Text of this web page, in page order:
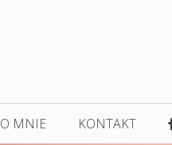
O MNIE KONTAKT